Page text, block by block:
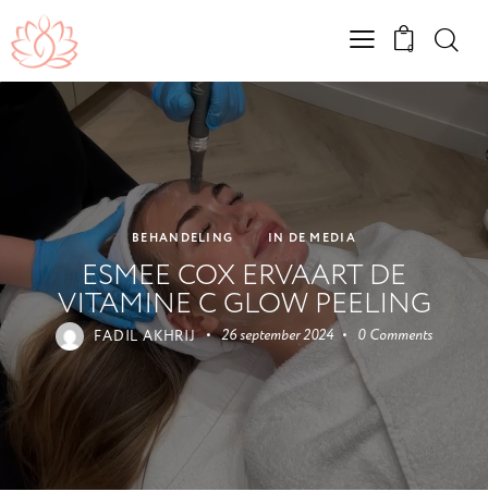
0
BEHANDELING IN DE MEDIA
ESMEE COX ERVAART DE
VITAMINE C GLOW PEELING
FADIL AKHRIJ 26 september 2024 0 Comments